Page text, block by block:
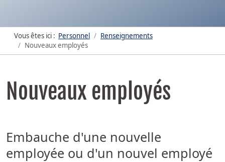
Vous êtes ici : Personnel
Renseignements
Nouveaux employés
Nouveaux employés
Embauche d'une nouvelle
employée ou d'un nouvel employé